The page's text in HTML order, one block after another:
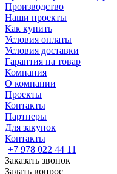
Производство
Наши проекты
Как купить
Условия оплаты
Условия доставки
Гарантия на товар
Компания
О компании
Проекты
Контакты
Партнеры
Для закупок
Контакты
+7 978 022 44 11
Заказать звонок
Задать вопрос